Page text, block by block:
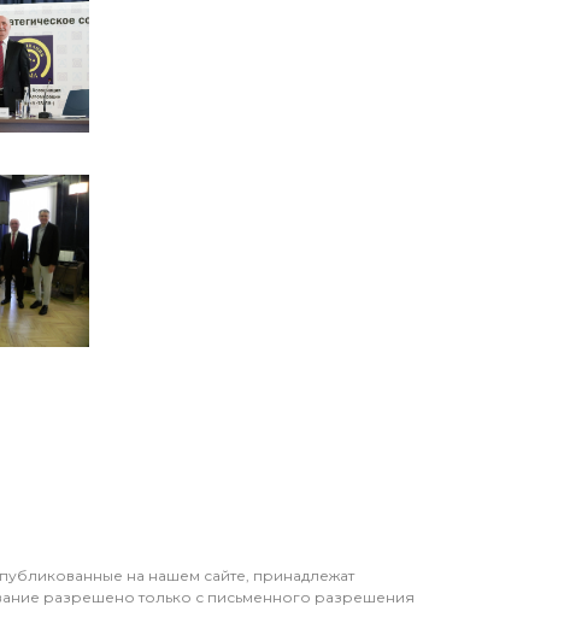
на нашем сайте, принадлежат
разрешено только с письменного разрешения